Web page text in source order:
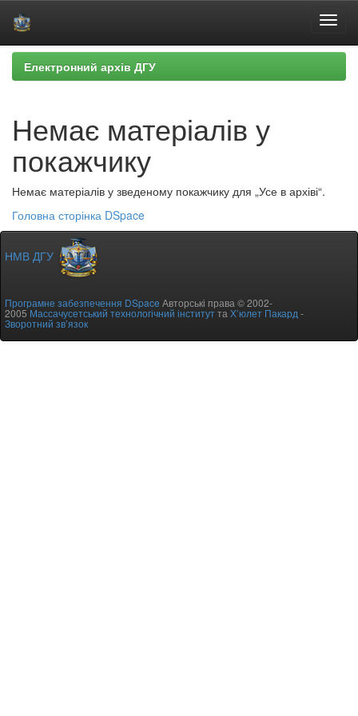
Skip
navigation
Електронний архів ДГУ
Немає матеріалів у
покажчику
Немає матеріалів у зведеному покажчику для „Усе в архіві“.
Головна сторінка DSpace
НМВ ДГУ
Програмне забезпечення DSpace Авторські права © 2002-
2005Массачусетський технологічний інститутта Х’юлет Пакард -
Зворотний зв’язок